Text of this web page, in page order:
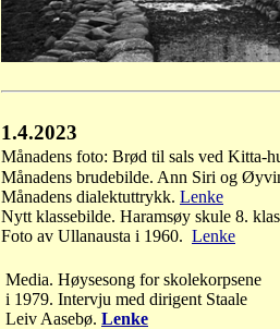
1.4.2023
Månadens foto: Brød til sals ved Kitta-
Månadens brudebilde. Ann Siri og
Månadens dialektuttrykk. Lenke
Nytt klassebilde. Haramsøy skule 8.
Foto av Ullanausta i 1960. Lenke
Media. Høysesong for skolekorpsene
i 1979. Intervju med dirigent Staale
Leiv Aasebø. Lenke